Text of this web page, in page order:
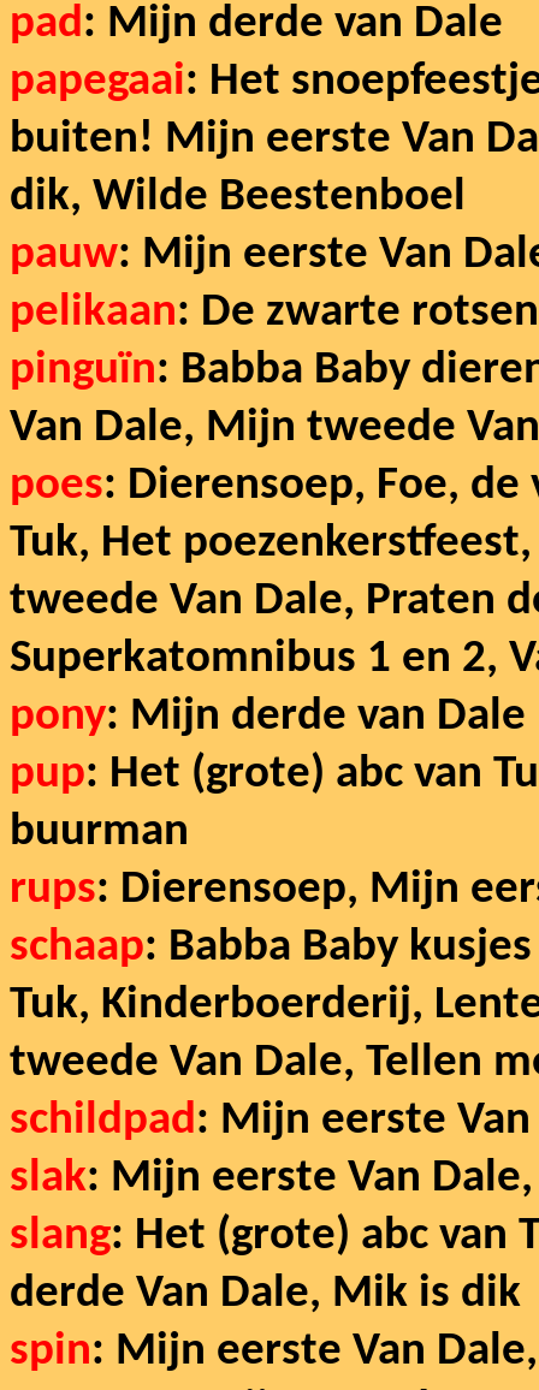
pad: Mijn derde van Dale
papegaai: Het
buiten! Mijn eerste Van
dik, Wilde Beestenboel
pauw: Mijn eerste Van
pelikaan: De zwarte rotsen
pinguïn: Babba Baby
Van Dale, Mijn tweede
poes: Dierensoep, Foe,
Tuk, Het
tweede Van Dale, Praten
Superkatomnibus 1 en 2,
pony: Mijn derde van Dale
pup: Het (grote) abc van
buurman
rups: Dierensoep, Mijn
schaap: Babba Baby
Tuk, Kinderboerderij,
tweede Van Dale, Tellen
schildpad: Mijn eerste
slak: Mijn eerste Van
slang: Het (grote) abc van
derde Van Dale, Mik is dik
spin: Mijn eerste Van